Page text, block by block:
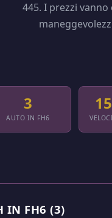
445. I prezzi vanno
3
AUTO IN FH6
IN FH6 (3)